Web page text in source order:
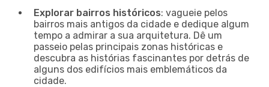
Explorar bairros históricos: vagueie pelos
bairros mais antigos da cidade e dedique algum
tempo a admirar a sua arquitetura. Dê um
passeio pelas principais zonas históricas e
descubra as histórias fascinantes por detrás de
alguns dos edifícios mais emblemáticos da
cidade.